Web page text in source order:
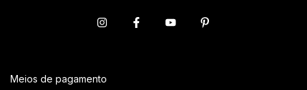
Meios de pagamento